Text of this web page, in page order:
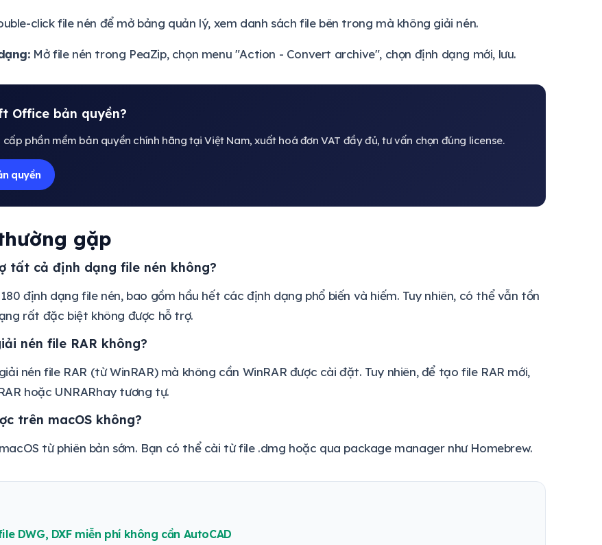
click file nén để mở bảng quản lý, xem danh sách file bên trong mà không giải nén.
Mở file nén trong PeaZip, chọn menu "Action - Convert archive", chọn định dạng mới, lưu.
Office bản quyền?
cấp phần mềm bản quyền chính hãng tại Việt Nam, xuất hoá đơn VAT đầy đủ, tư vấn chọn đúng license.
quyền
gặp
tất cả định dạng file nén không?
định dạng file nén, bao gồm hầu hết các định dạng phổ biến và hiếm. Tuy nhiên, có thể vẫn tồn
rất đặc biệt không được hỗ trợ.
nén file RAR không?
nén file RAR (từ WinRAR) mà không cần WinRAR được cài đặt. Tuy nhiên, để tạo file RAR mới,
hoặc UNRARhay tương tự.
trên macOS không?
từ phiên bản sớm. Bạn có thể cài từ file .dmg hoặc qua package manager như Homebrew.
DWG, DXF miễn phí không cần AutoCAD